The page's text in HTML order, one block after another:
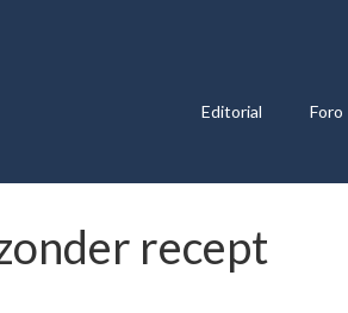
Editorial Foro
recept